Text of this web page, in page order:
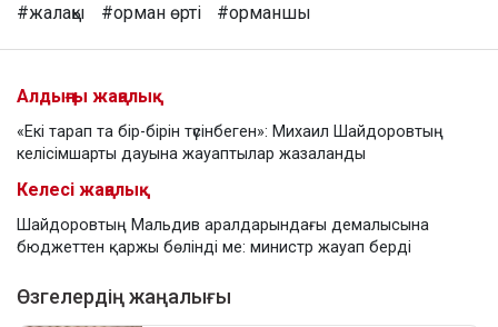
#жалақы #орман өрті #орманшы
Алдыңғы жаңалық
«Екі тарап та бір-бірін түсінбеген»: Михаил Шайдоровтың
келісімшарты дауына жауаптылар жазаланды
Келесі жаңалық
Шайдоровтың Мальдив аралдарындағы демалысына
бюджеттен қаржы бөлінді ме: министр жауап берді